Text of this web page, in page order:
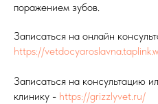
поражением зубов.
Записаться на онлайн
https://
Записаться на консультацию
клинику - https://grizzlyvet.ru/